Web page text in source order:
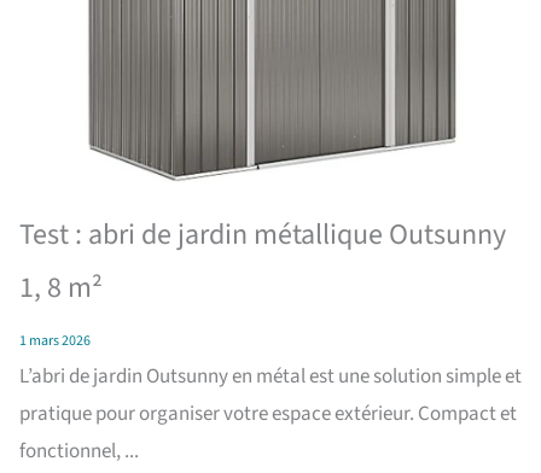
Test : abri de jardin métallique Outsunny
1, 8 m²
1 mars 2026
L’abri de jardin Outsunny en métal est une solution simple et
pratique pour organiser votre espace extérieur. Compact et
fonctionnel, ...